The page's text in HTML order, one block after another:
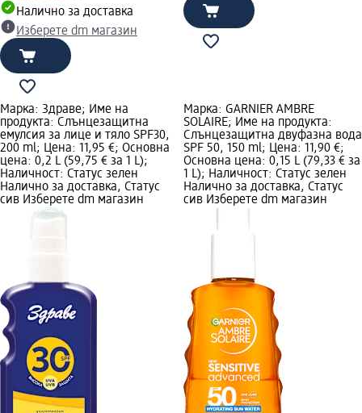
Налично за доставка
Изберете dm магазин
Марка: Здраве; Име на
продукта: Слънцезащитна
емулсия за лице и тяло SPF30,
200 ml; Цена: 11,95 €; Основна
цена: 0,2 L (59,75 € за 1 L);
Наличност: Статус зелен
Налично за доставка, Статус
сив Изберете dm магазин
Марка: GARNIER AMBRE
SOLAIRE; Име на продукта:
Слънцезащитна двуфазна вода
SPF 50, 150 ml; Цена: 11,90 €;
Основна цена: 0,15 L (79,33 € за
1 L); Наличност: Статус зелен
Налично за доставка, Статус
сив Изберете dm магазин